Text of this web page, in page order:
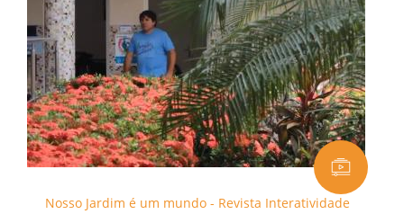
Nosso Jardim é um mundo - Revista Interatividade